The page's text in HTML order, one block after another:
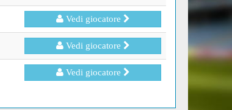
Vedi giocatore
Vedi giocatore
Vedi giocatore